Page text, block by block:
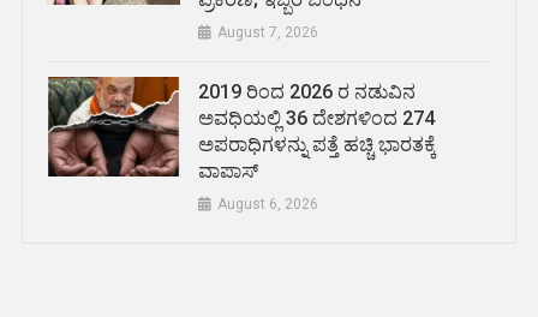
August 7, 2026
2019 ರಿಂದ 2026 ರ ನಡುವಿನ
ಅವಧಿಯಲ್ಲಿ 36 ದೇಶಗಳಿಂದ 274
ಅಪರಾಧಿಗಳನ್ನು ಪತ್ತೆ ಹಚ್ಚಿ ಭಾರತಕ್ಕೆ
ವಾಪಾಸ್
August 6, 2026